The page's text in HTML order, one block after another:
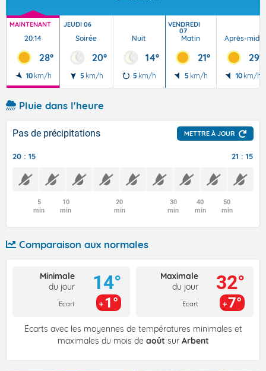
MAINTENANT
20:14
28°
10 km/h
JEUDI 06
Soirée
20°
5 km/h
Nuit
14°
5 km/h
VENDREDI
07
Matin
21°
5 km/h
Après-midi
29°
10 km/h
Pluie dans l'heure
Pas de précipitations METTRE À JOUR
20 : 15 21 : 15
5
min
10
min
20
min
30
min
40
min
50
min
Comparaison aux normales
Minimale
du jour
Ecart
14°
1°
Maximale
du jour
Ecart
32°
7°
Écarts avec les moyennes de températures minimales et
maximales du mois de août sur Arbent